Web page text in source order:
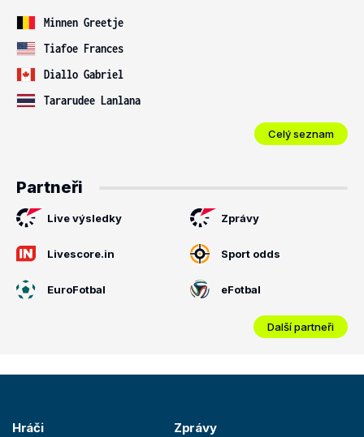
Minnen Greetje
Tiafoe Frances
Diallo Gabriel
Tararudee Lanlana
Celý seznam
Partneři
Live výsledky Zprávy
Livescore.in Sport odds
EuroFotbal eFotbal
Další partneři
Hráči Zprávy